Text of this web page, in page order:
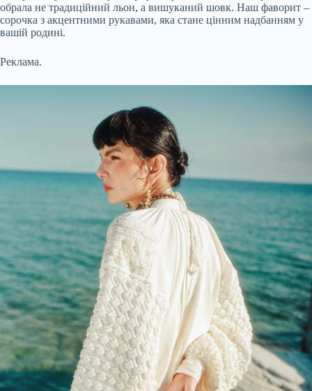
обрала не традиційний льон, а вишуканий шовк. Наш фаворит –
сорочка з акцентними рукавами, яка стане цінним надбанням у
вашій родині.
Реклама.